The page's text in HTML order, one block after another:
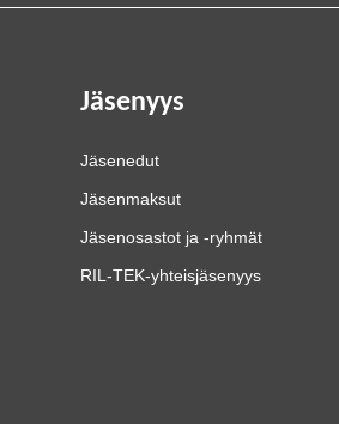
Jäsenyys
Jäsenedut
Jäsenmaksut
Jäsenosastot ja -ryhmät
RIL-TEK-yhteisjäsenyys